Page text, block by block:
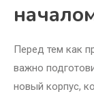
Перед тем как
важно
новый корпус,